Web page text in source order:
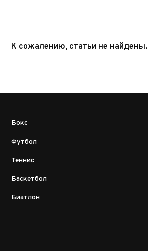
К сожалению, статьи не найдены.
Бокс
Футбол
Теннис
Баскетбол
Биатлон